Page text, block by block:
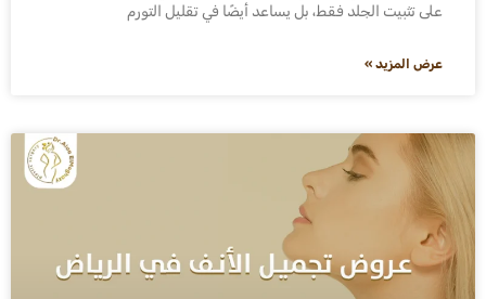
على تثبيت الجلد فقط، بل يساعد أيضًا في تقليل التورم
عرض المزيد »